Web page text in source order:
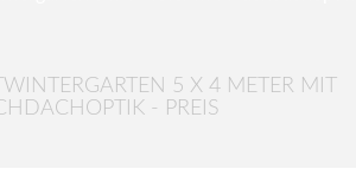
5 X 4 METER MIT
- PREIS